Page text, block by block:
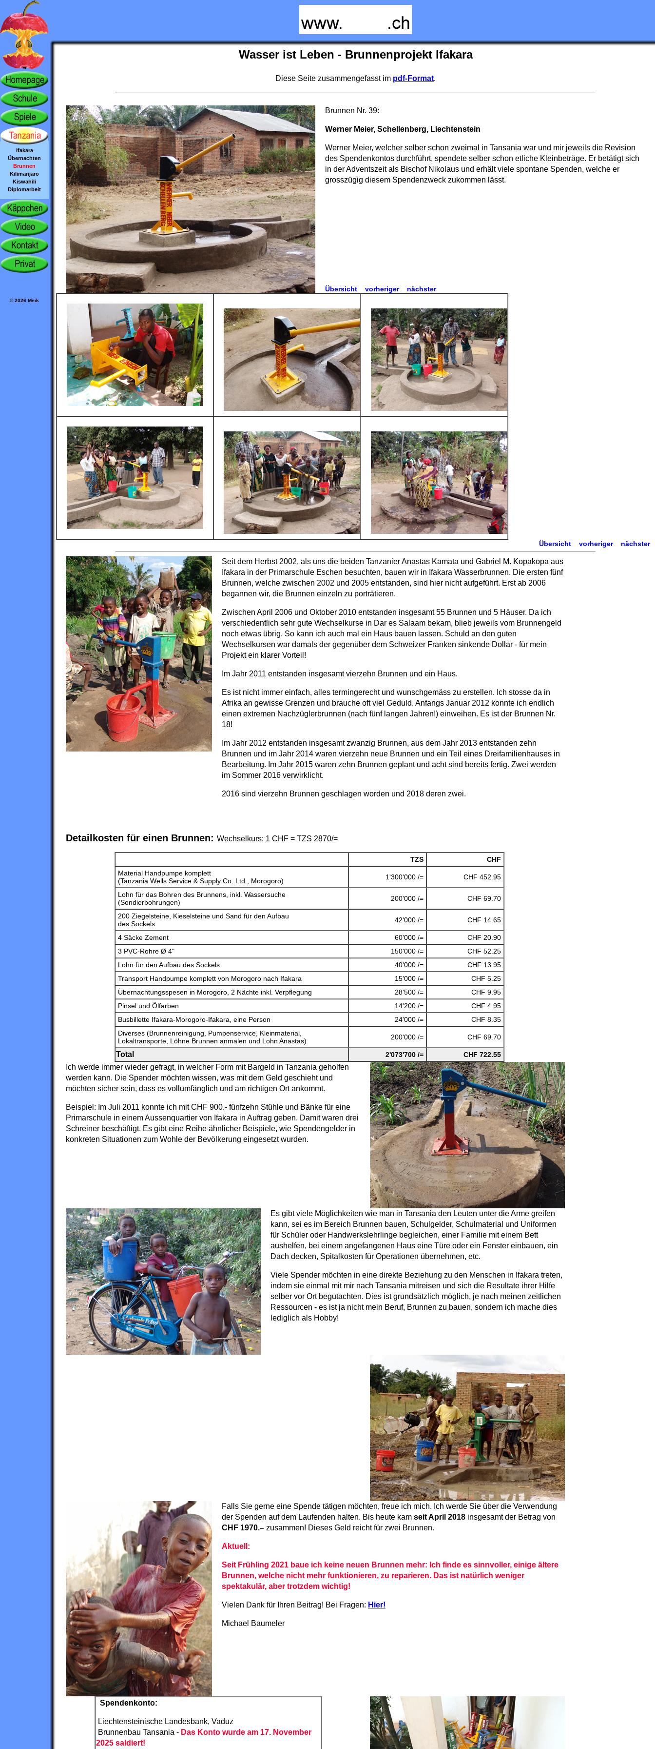
Ifakara
Übernachten
Brunnen
Kilimanjaro
Kiswahili
Diplomarbeit
© 2026 Meik
Wasser ist Leben - Brunnenprojekt Ifakara
Diese Seite zusammengefasst im pdf-Format.
Brunnen Nr. 39:
Werner Meier, Schellenberg, Liechtenstein
Werner Meier, welcher selber schon zweimal in Tansania war und mir jeweils die Revision
des Spendenkontos durchführt, spendete selber schon etliche Kleinbeträge. Er betätigt sich
in der Adventszeit als Bischof Nikolaus und erhält viele spontane Spenden, welche er
grosszügig diesem Spendenzweck zukommen lässt.
Übersicht vorheriger nächster
Übersicht vorheriger nächster
Seit dem Herbst 2002, als uns die beiden Tanzanier Anastas Kamata und Gabriel M. Kopakopa aus
Ifakara in der Primarschule Eschen besuchten, bauen wir in Ifakara Wasserbrunnen. Die ersten fünf
Brunnen, welche zwischen 2002 und 2005 entstanden, sind hier nicht aufgeführt. Erst ab 2006
begannen wir, die Brunnen einzeln zu porträtieren.
Zwischen April 2006 und Oktober 2010 entstanden insgesamt 55 Brunnen und 5 Häuser. Da ich
verschiedentlich sehr gute Wechselkurse in Dar es Salaam bekam, blieb jeweils vom Brunnengeld
noch etwas übrig. So kann ich auch mal ein Haus bauen lassen. Schuld an den guten
Wechselkursen war damals der gegenüber dem Schweizer Franken sinkende Dollar - für mein
Projekt ein klarer Vorteil!
Im Jahr 2011 entstanden insgesamt vierzehn Brunnen und ein Haus.
Es ist nicht immer einfach, alles termingerecht und wunschgemäss zu erstellen. Ich stosse da in
Afrika an gewisse Grenzen und brauche oft viel Geduld. Anfangs Januar 2012 konnte ich endlich
einen extremen Nachzüglerbrunnen (nach fünf langen Jahren!) einweihen. Es ist der Brunnen Nr.
18!
Im Jahr 2012 entstanden insgesamt zwanzig Brunnen, aus dem Jahr 2013 entstanden zehn
Brunnen und im Jahr 2014 waren vierzehn neue Brunnen und ein Teil eines Dreifamilienhauses in
Bearbeitung. Im Jahr 2015 waren zehn Brunnen geplant und acht sind bereits fertig. Zwei werden
im Sommer 2016 verwirklicht.
2016 sind vierzehn Brunnen geschlagen worden und 2018 deren zwei.
Detailkosten für einen Brunnen: Wechselkurs: 1 CHF = TZS 2870/=
TZS
CHF
Material Handpumpe komplett
(Tanzania Wells Service & Supply Co. Ltd., Morogoro)
1'300'000 /= CHF 452.95
Lohn für das Bohren des Brunnens, inkl. Wassersuche
(Sondierbohrungen)
200'000 /= CHF 69.70
200 Ziegelsteine, Kieselsteine und Sand für den Aufbau
des Sockels
42'000 /= CHF 14.65
4 Säcke Zement 60'000 /=
CHF 20.90
3 PVC-Rohre Ø 4"
150'000 /=
CHF 52.25
Lohn für den Aufbau des Sockels
40'000 /=
CHF 13.95
Transport Handpumpe komplett von Morogoro nach Ifakara
15'000 /=
CHF 5.25
Übernachtungsspesen in Morogoro, 2 Nächte inkl. Verpflegung
28'500 /=
CHF 9.95
Pinsel und Ölfarben
14'200 /=
CHF 4.95
Busbillette Ifakara-Morogoro-Ifakara, eine Person
24'000 /=
CHF 8.35
Diverses (Brunnenreinigung, Pumpenservice, Kleinmaterial,
Lokaltransporte, Löhne Brunnen anmalen und Lohn Anastas)
200'000 /= CHF 69.70
Total 2'073'700 /= CHF 722.55
Ich werde immer wieder gefragt, in welcher Form mit Bargeld in Tanzania geholfen
werden kann. Die Spender möchten wissen, was mit dem Geld geschieht und
möchten sicher sein, dass es vollumfänglich und am richtigen Ort ankommt.
Beispiel: Im Juli 2011 konnte ich mit CHF 900.- fünfzehn Stühle und Bänke für eine
Primarschule in einem Aussenquartier von Ifakara in Auftrag geben. Damit waren drei
Schreiner beschäftigt. Es gibt eine Reihe ähnlicher Beispiele, wie Spendengelder in
konkreten Situationen zum Wohle der Bevölkerung eingesetzt wurden.
Es gibt viele Möglichkeiten wie man in Tansania den Leuten unter die Arme greifen
kann, sei es im Bereich Brunnen bauen, Schulgelder, Schulmaterial und Uniformen
für Schüler oder Handwerkslehrlinge begleichen, einer Familie mit einem Bett
aushelfen, bei einem angefangenen Haus eine Türe oder ein Fenster einbauen, ein
Dach decken, Spitalkosten für Operationen übernehmen, etc.
Viele Spender möchten in eine direkte Beziehung zu den Menschen in Ifakara treten,
indem sie einmal mit mir nach Tansania mitreisen und sich die Resultate ihrer Hilfe
selber vor Ort begutachten. Dies ist grundsätzlich möglich, je nach meinen zeitlichen
Ressourcen - es ist ja nicht mein Beruf, Brunnen zu bauen, sondern ich mache dies
lediglich als Hobby!
Falls Sie gerne eine Spende tätigen möchten, freue ich mich. Ich werde Sie über die Verwendung
der Spenden auf dem Laufenden halten. Bis heute kam seit April 2018 insgesamt der Betrag von
CHF 1970.– zusammen! Dieses Geld reicht für zwei Brunnen.
Aktuell:
Seit Frühling 2021 baue ich keine neuen Brunnen mehr: Ich finde es sinnvoller, einige ältere
Brunnen, welche nicht mehr funktionieren, zu reparieren. Das ist natürlich weniger
spektakulär, aber trotzdem wichtig!
Vielen Dank für Ihren Beitrag! Bei Fragen: Hier!
Michael Baumeler
Spendenkonto:
Liechtensteinische Landesbank, Vaduz
Brunnenbau Tansania - Das Konto wurde am 17. November
2025 saldiert!